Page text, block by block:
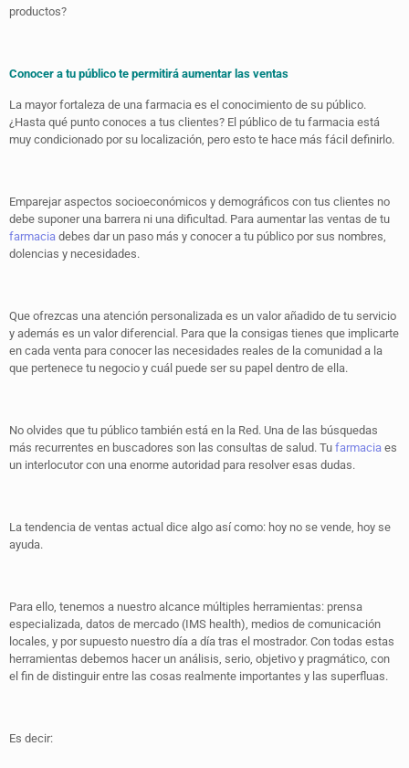
productos?
Conocer a tu público te permitirá aumentar las ventas
La mayor fortaleza de una farmacia es el conocimiento de su público.
¿Hasta qué punto conoces a tus clientes? El público de tu farmacia está
muy condicionado por su localización, pero esto te hace más fácil definirlo.
Emparejar aspectos socioeconómicos y demográficos con tus clientes no
debe suponer una barrera ni una dificultad. Para aumentar las ventas de tu
farmacia debes dar un paso más y conocer a tu público por sus nombres,
dolencias y necesidades.
Que ofrezcas una atención personalizada es un valor añadido de tu servicio
y además es un valor diferencial. Para que la consigas tienes que implicarte
en cada venta para conocer las necesidades reales de la comunidad a la
que pertenece tu negocio y cuál puede ser su papel dentro de ella.
No olvides que tu público también está en la Red. Una de las búsquedas
más recurrentes en buscadores son las consultas de salud. Tu farmacia es
un interlocutor con una enorme autoridad para resolver esas dudas.
La tendencia de ventas actual dice algo así como: hoy no se vende, hoy se
ayuda.
Para ello, tenemos a nuestro alcance múltiples herramientas: prensa
especializada, datos de mercado (IMS health), medios de comunicación
locales, y por supuesto nuestro día a día tras el mostrador. Con todas estas
herramientas debemos hacer un análisis, serio, objetivo y pragmático, con
el fin de distinguir entre las cosas realmente importantes y las superfluas.
Es decir: